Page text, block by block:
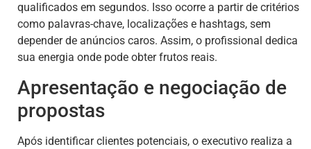
qualificados em segundos. Isso ocorre a partir de critérios
como palavras-chave, localizações e hashtags, sem
depender de anúncios caros. Assim, o profissional dedica
sua energia onde pode obter frutos reais.
Apresentação e negociação de
propostas
Após identificar clientes potenciais, o executivo realiza a